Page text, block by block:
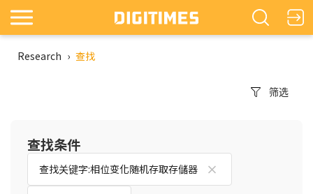
Research › 查找
筛选
查找条件
查找关键字:相位变化随机存取存儲器